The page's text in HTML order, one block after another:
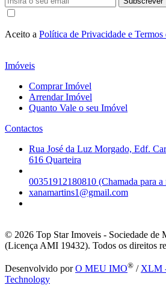
Aceito a Política de Privacidade e Termos
Imóveis
Comprar Imóvel
Arrendar Imóvel
Quanto Vale o seu Imóvel
Contactos
Rua José da Luz Morgado, Edf.
616 Quarteira
00351912180810 (Chamada para
xanamartins1@gmail.com
© 2026 Top Star Imoveis - Sociedade de
(Licença AMI 19432). Todos os direitos
Desenvolvido porO MEU IMO® / XLM
Technology